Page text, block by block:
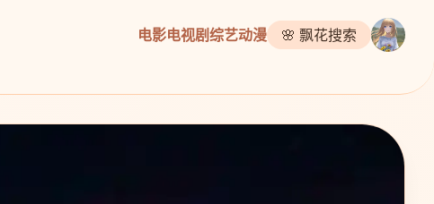
电影电视剧综艺动漫 🌸 飘花搜索